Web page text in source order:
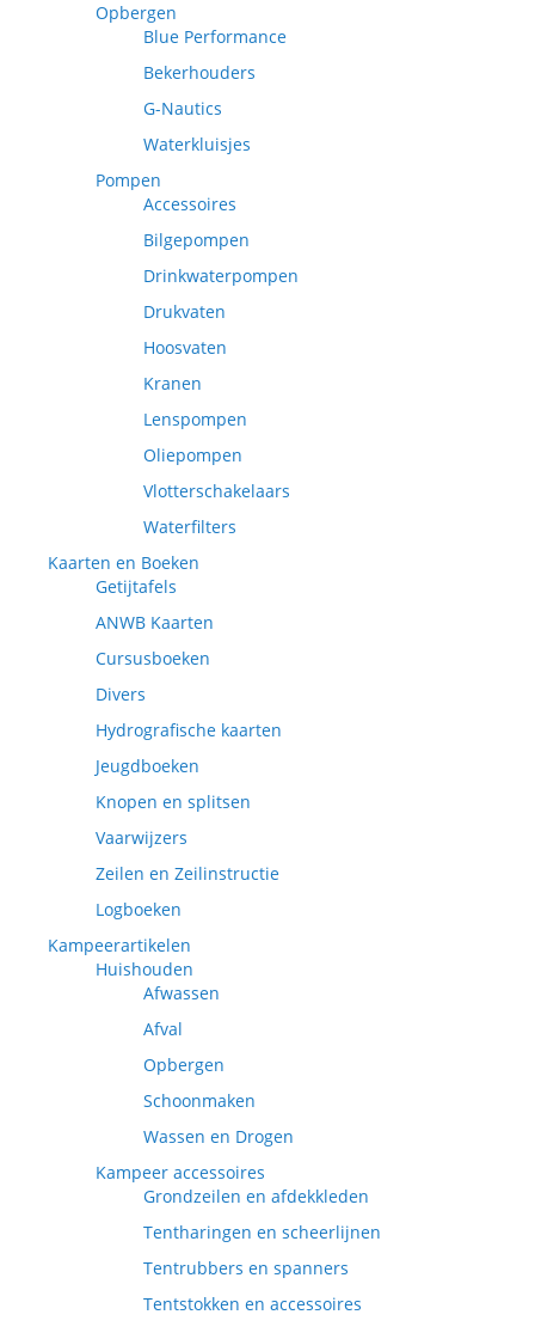
Opbergen
Blue Performance
Bekerhouders
G-Nautics
Waterkluisjes
Pompen
Accessoires
Bilgepompen
Drinkwaterpompen
Drukvaten
Hoosvaten
Kranen
Lenspompen
Oliepompen
Vlotterschakelaars
Waterfilters
Kaarten en Boeken
Getijtafels
ANWB Kaarten
Cursusboeken
Divers
Hydrografische kaarten
Jeugdboeken
Knopen en splitsen
Vaarwijzers
Zeilen en Zeilinstructie
Logboeken
Kampeerartikelen
Huishouden
Afwassen
Afval
Opbergen
Schoonmaken
Wassen en Drogen
Kampeer accessoires
Grondzeilen en afdekkleden
Tentharingen en scheerlijnen
Tentrubbers en spanners
Tentstokken en accessoires